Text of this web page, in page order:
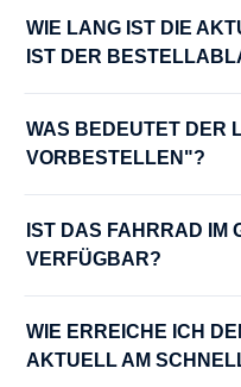
Enviolo Heavy Duty, Disc,
Samox, 165 mm
LADEGERÄT :
Bosch 2A Charger
LENKER :
Satouri R+M Custom, 25,4
WIE LANG IST DIE
IST DER
WAS BEDEUTET DER
VORBESTELLEN"?
IST DAS FAHRRAD IM
VERFÜGBAR?
WIE ERREICHE ICH
AKTUELL AM